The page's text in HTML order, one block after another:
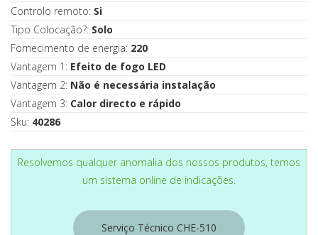
Controlo remoto: Si
Tipo Colocação?: Solo
Fornecimento de energia: 220
Vantagem 1: Efeito de fogo LED
Vantagem 2: Não é necessária instalação
Vantagem 3: Calor directo e rápido
Sku: 40286
Resolvemos qualquer anomalia dos nossos produtos, temos
um sistema online de indicações.
Serviço Técnico CHE-510